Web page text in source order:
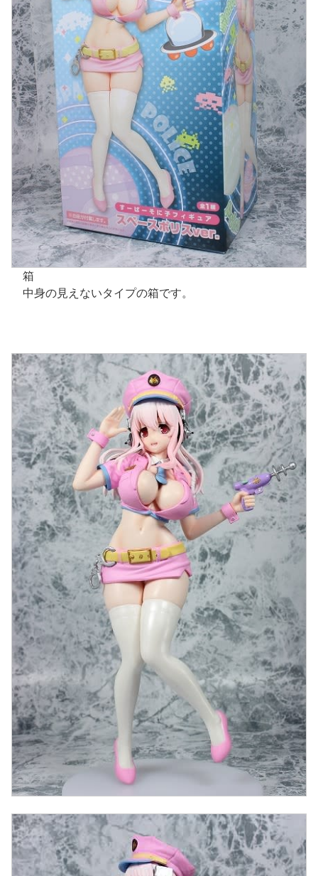
箱
中身の見えないタイプの箱です。